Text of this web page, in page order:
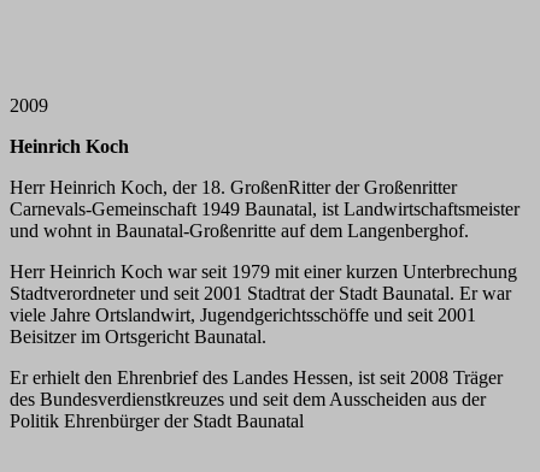
2009
Heinrich Koch
Herr Heinrich Koch, der 18. GroßenRitter der Großenritter
Carnevals-Gemeinschaft 1949 Baunatal, ist Landwirtschaftsmeister
und wohnt in Baunatal-Großenritte auf dem Langenberghof.
Herr Heinrich Koch war seit 1979 mit einer kurzen Unterbrechung
Stadtverordneter und seit 2001 Stadtrat der Stadt Baunatal. Er war
viele Jahre Ortslandwirt, Jugendgerichtsschöffe und seit 2001
Beisitzer im Ortsgericht Baunatal.
Er erhielt den Ehrenbrief des Landes Hessen, ist seit 2008 Träger
des Bundesverdienstkreuzes und seit dem Ausscheiden aus der
Politik Ehrenbürger der Stadt Baunatal